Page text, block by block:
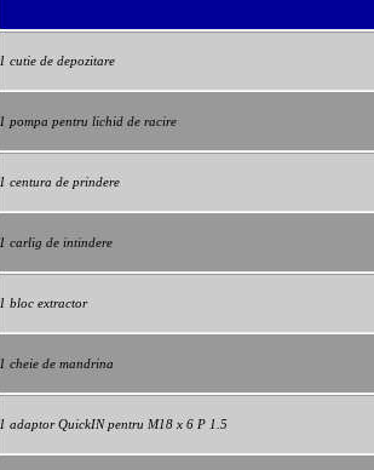
1 cutie de depozitare
1 pompa pentru lichid de racire
1 centura de prindere
1 carlig de intindere
1 bloc extractor
1 cheie de mandrina
1 adaptor QuickIN pentru M18 x 6 P 1.5